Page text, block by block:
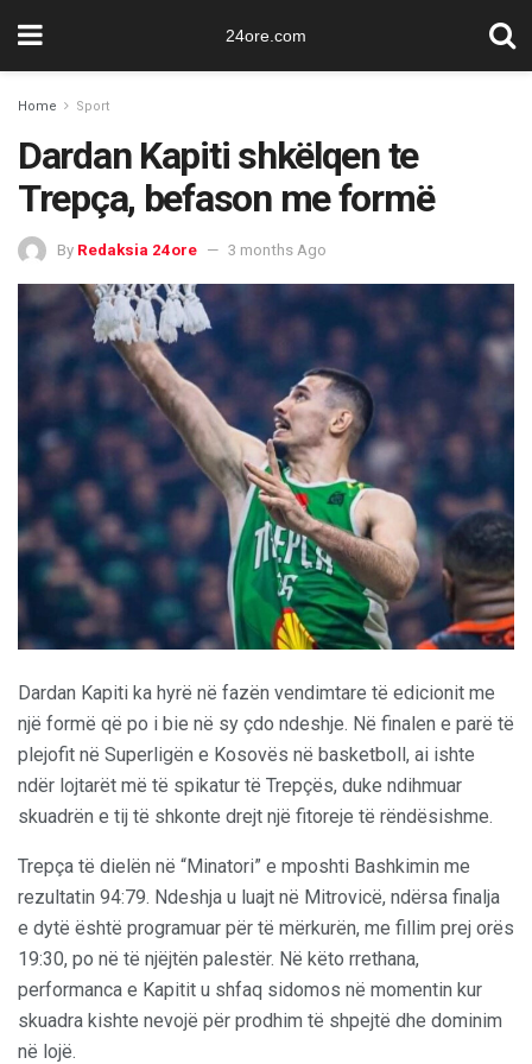
24ore.com
Home Sport
Dardan Kapiti shkëlqen te
Trepça, befason me formë
By Redaksia 24ore 3 months Ago
Dardan Kapiti ka hyrë në fazën vendimtare të edicionit me
një formë që po i bie në sy çdo ndeshje. Në finalen e parë të
plejofit në Superligën e Kosovës në basketboll, ai ishte
ndër lojtarët më të spikatur të Trepçës, duke ndihmuar
skuadrën e tij të shkonte drejt një fitoreje të rëndësishme.
Trepça të dielën në “Minatori” e mposhti Bashkimin me
rezultatin 94:79. Ndeshja u luajt në Mitrovicë, ndërsa finalja
e dytë është programuar për të mërkurën, me fillim prej orës
19:30, po në të njëjtën palestër. Në këto rrethana,
performanca e Kapitit u shfaq sidomos në momentin kur
skuadra kishte nevojë për prodhim të shpejtë dhe dominim
në lojë.